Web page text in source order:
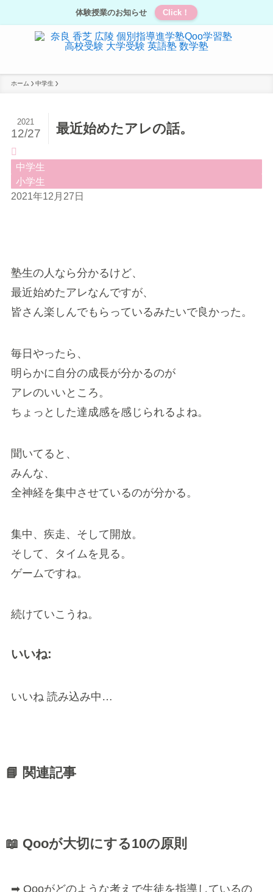
体験授業のお知らせ Click！
ホーム 中学生
最近始めたアレの話。
2021
12/27
中学生
小学生
2021年12月27日
塾生の人なら分かるけど、
最近始めたアレなんですが、
皆さん楽しんでもらっているみたいで良かった。
毎日やったら、
明らかに自分の成長が分かるのが
アレのいいところ。
ちょっとした達成感を感じられるよね。
聞いてると、
みんな、
全神経を集中させているのが分かる。
集中、疾走、そして開放。
そして、タイムを見る。
ゲームですね。
続けていこうね。
いいね:
いいね 読み込み中…
📘 関連記事
📖 Qooが大切にする10の原則
➡ Qooがどのような考えで生徒を指導しているの